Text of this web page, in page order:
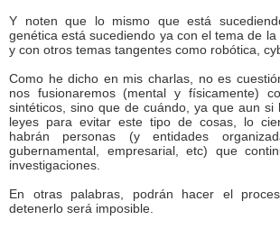
Y noten que lo mismo que está
genética está sucediendo ya con el tema de la
y con otros temas tangentes como robótica,
Como he dicho en mis charlas, no es
nos fusionaremos (mental y físicamente)
sintéticos, sino que de cuándo, ya que aun si
leyes para evitar este tipo de cosas, lo
habrán personas (y entidades
gubernamental, empresarial, etc) que
investigaciones.
En otras palabras, podrán hacer el
detenerlo será imposible.